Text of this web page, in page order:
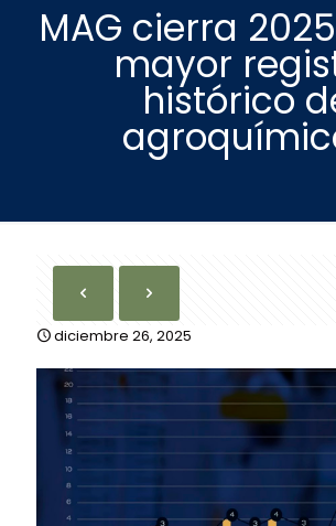
MAG cierra
mayor
histórico
diciembre 26, 2025